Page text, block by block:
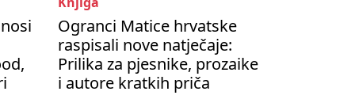
Ogranci Matice hrvatske
raspisali nove natječaje:
Prilika za pjesnike, prozaike
i autore kratkih priča